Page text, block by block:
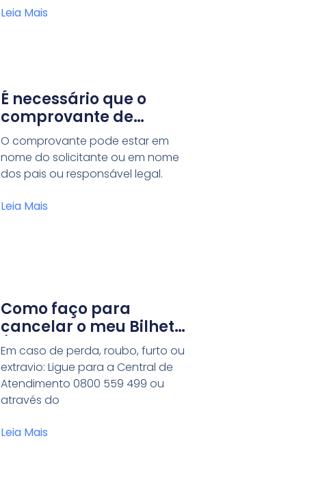
Leia Mais
É necessário que o
comprovante de
residência esteja em
nome do solicitante do
cartão?
O comprovante pode estar em
nome do solicitante ou em nome
dos pais ou responsável legal.
Leia Mais
Como faço para
cancelar o meu Bilhete
Único?
Em caso de perda, roubo, furto ou
extravio: Ligue para a Central de
Atendimento 0800 559 499 ou
através do
Leia Mais